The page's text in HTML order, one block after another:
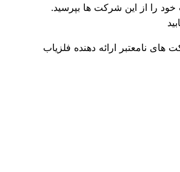
را از این شرکت ها بپرسید.
نامعتبر ارائه دهنده فلزیاب